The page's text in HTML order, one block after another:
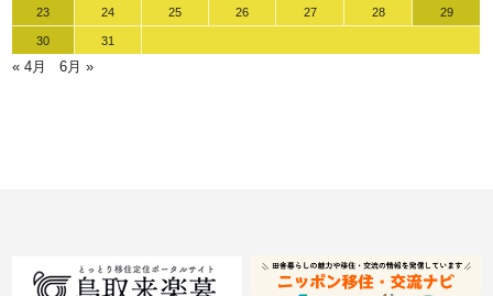
23 24 25 26 27 28 29
30 31
« 4月 6月 »